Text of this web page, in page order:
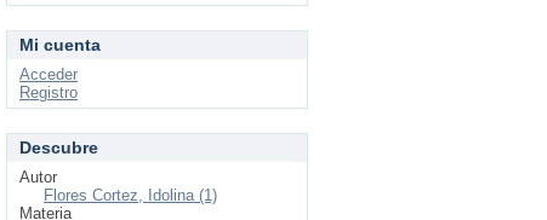
Mi cuenta
Acceder
Registro
Descubre
Autor
Flores Cortez, Idolina (1)
Materia